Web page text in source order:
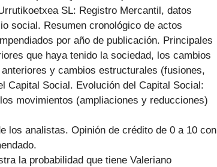
SL: Registro Mercantil, datos
social. Resumen cronológico de actos
por año de publicación. Principales
que haya tenido la sociedad, los cambios
y cambios estructurales (fusiones,
Capital Social. Evolución del Capital Social:
movimientos (ampliaciones y reducciones)
los analistas. Opinión de crédito de 0 a 10 con
la probabilidad que tiene Valeriano